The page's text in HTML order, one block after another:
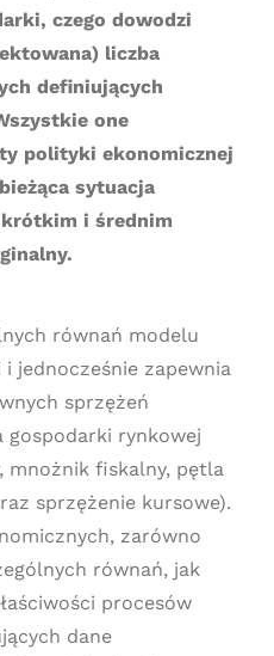
czego dowodzi
liczba
definiujących
one
polityki ekonomicznej
sytuacja
i średnim
równań modelu
jednocześnie zapewnia
sprzężeń
rynkowej
mnożnik fiskalny, pętla
sprzężenie kursowe).
zarówno
równań, jak
procesów
dane